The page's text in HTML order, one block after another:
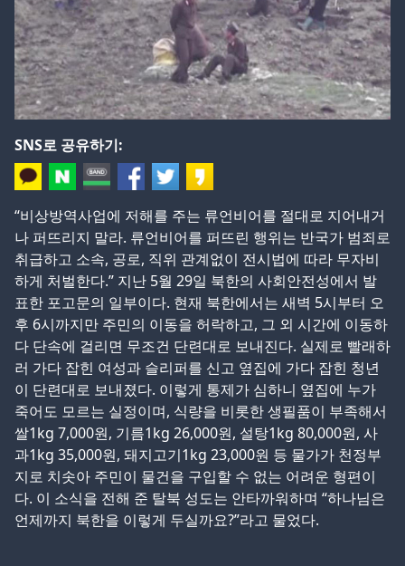
SNS로 공유하기:
“비상방역사업에 저해를 주는 류언비어를 절대로 지어내거
나 퍼뜨리지 말라. 류언비어를 퍼뜨린 행위는 반국가 범죄로
취급하고 소속, 공로, 직위 관계없이 전시법에 따라 무자비
하게 처벌한다.” 지난 5월 29일 북한의 사회안전성에서 발
표한 포고문의 일부이다. 현재 북한에서는 새벽 5시부터 오
후 6시까지만 주민의 이동을 허락하고, 그 외 시간에 이동하
다 단속에 걸리면 무조건 단련대로 보내진다. 실제로 빨래하
러 가다 잡힌 여성과 슬리퍼를 신고 옆집에 가다 잡힌 청년
이 단련대로 보내졌다. 이렇게 통제가 심하니 옆집에 누가
죽어도 모르는 실정이며, 식량을 비롯한 생필품이 부족해서
쌀1kg 7,000원, 기름1kg 26,000원, 설탕1kg 80,000원, 사
과1kg 35,000원, 돼지고기1kg 23,000원 등 물가가 천정부
지로 치솟아 주민이 물건을 구입할 수 없는 어려운 형편이
다. 이 소식을 전해 준 탈북 성도는 안타까워하며 “하나님은
언제까지 북한을 이렇게 두실까요?”라고 물었다.